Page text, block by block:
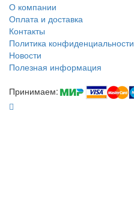
О компании
Оплата и доставка
Контакты
Политика конфиденциальности
Новости
Полезная информация
Принимаем: